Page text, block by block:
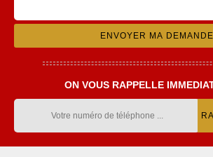
ON VOUS RAPPELLE